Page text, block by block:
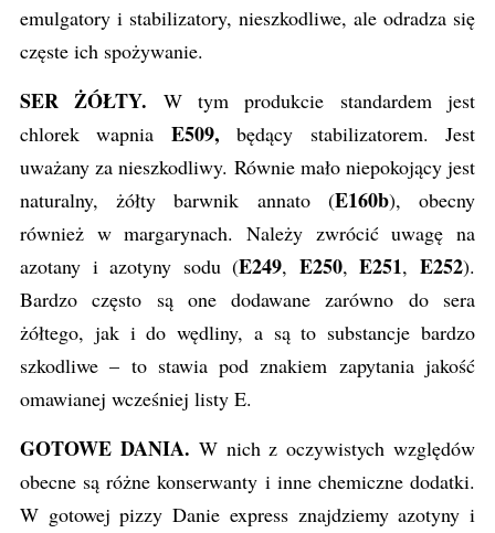
emulgatory i stabilizatory, nieszkodliwe, ale odradza się
częste ich spożywanie.
SER ŻÓŁTY. W tym produkcie standardem jest
chlorek wapnia E509,będący stabilizatorem. Jest
uważany za nieszkodliwy. Równie mało niepokojący jest
naturalny, żółty barwnik annato (E160b), obecny
również w margarynach. Należy zwrócić uwagę na
azotany i azotyny sodu (E249, E250,E251, E252).
Bardzo często są one dodawane zarówno do sera
żółtego, jak i do wędliny, a są to substancje bardzo
szkodliwe – to stawia pod znakiem zapytania jakość
omawianej wcześniej listy E.
GOTOWE DANIA. W nich z oczywistych względów
obecne są różne konserwanty i inne chemiczne dodatki.
W gotowej pizzy Danie express znajdziemy azotyny i